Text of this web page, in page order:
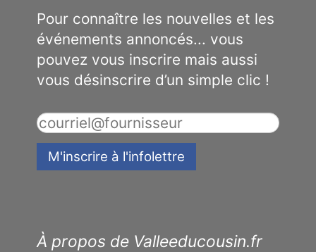
Pour connaître les nouvelles et les
événements annoncés... vous
pouvez vous inscrire mais aussi
vous désinscrire d’un simple clic !
À propos de Valleeducousin.fr